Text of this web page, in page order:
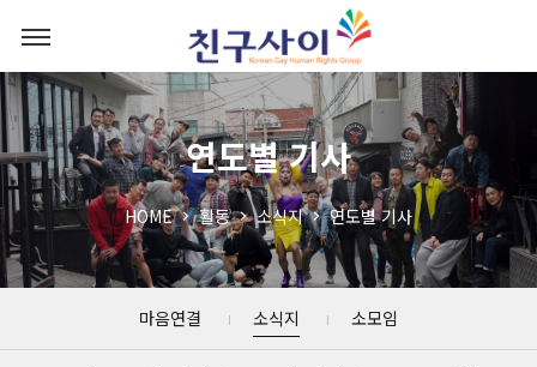
연도별 기사
HOME 활동 소식지 연도별 기사
마음연결 소식지 소모임